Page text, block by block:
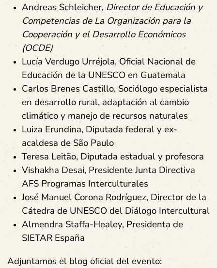
Andreas Schleicher, Director de Educación y
Competencias de La Organización para la
Cooperación y el Desarrollo Económicos
(OCDE)
Lucía Verdugo Urréjola, Oficial Nacional de
Educación de la UNESCO en Guatemala
Carlos Brenes Castillo, Sociólogo especialista
en desarrollo rural, adaptación al cambio
climático y manejo de recursos naturales
Luiza Erundina, Diputada federal y ex-
acaldesa de São Paulo
Teresa Leitão, Diputada estadual y profesora
Vishakha Desai, Presidente Junta Directiva
AFS Programas Interculturales
José Manuel Corona Rodríguez, Director de la
Cátedra de UNESCO del Diálogo Intercultural
Almendra Staffa-Healey, Presidenta de
SIETAR España
Adjuntamos el blog oficial del evento: